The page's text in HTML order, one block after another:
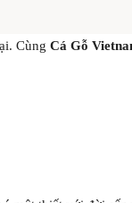
Cùng Cá Gỗ